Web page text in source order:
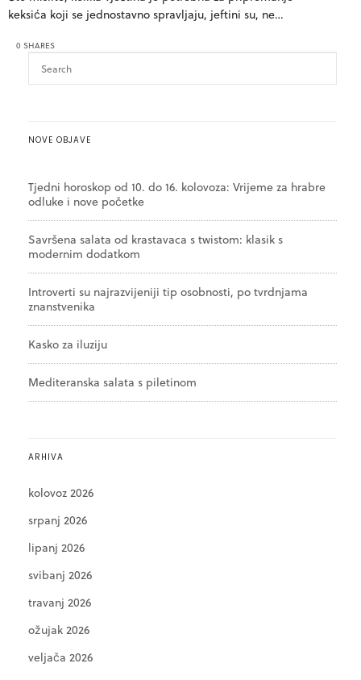
keksića koji se jednostavno spravljaju, jeftini su, ne…
0 SHARES
NOVE OBJAVE
Tjedni horoskop od 10. do 16. kolovoza: Vrijeme za hrabre
odluke i nove početke
Savršena salata od krastavaca s twistom: klasik s
modernim dodatkom
Introverti su najrazvijeniji tip osobnosti, po tvrdnjama
znanstvenika
Kasko za iluziju
Mediteranska salata s piletinom
ARHIVA
kolovoz 2026
srpanj 2026
lipanj 2026
svibanj 2026
travanj 2026
ožujak 2026
veljača 2026